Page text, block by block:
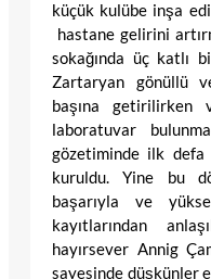
küçük kulübe inşa
hastane gelirini
sokağında üç katlı
Zartaryan gönüllü
başına getirilirken
laboratuvar
gözetiminde ilk
kuruldu. Yine bu
başarıyla ve
kayıtlarından
hayırsever Annig
sayesinde düşkünler